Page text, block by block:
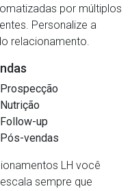
por múltiplos
Personalize a
relacionamento.
Prospecção
Nutrição
Follow-up
Pós-vendas
LH você
sempre que